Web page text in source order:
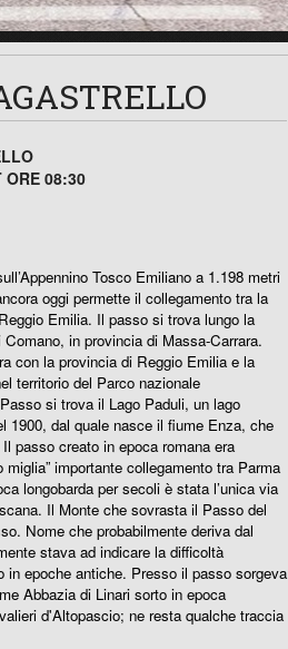
ORE 08:30
Tosco Emiliano a 1.198 metri
oggi permette il collegamento tra la
Emilia. Il passo si trova lungo la
in provincia di Massa-Carrara.
con la provincia di Reggio Emilia e la
territorio del Parco nazionale
si trova il Lago Paduli, un lago
1900, dal quale nasce il fiume Enza, che
passo creato in epoca romana era
importante collegamento tra Parma
longobarda per secoli è stata l’unica via
Il Monte che sovrasta il Passo del
Nome che probabilmente deriva dal
stava ad indicare la difficoltà
in epoche antiche. Presso il passo sorgeva
Abbazia di Linari sorto in epoca
d'Altopascio; ne resta qualche traccia